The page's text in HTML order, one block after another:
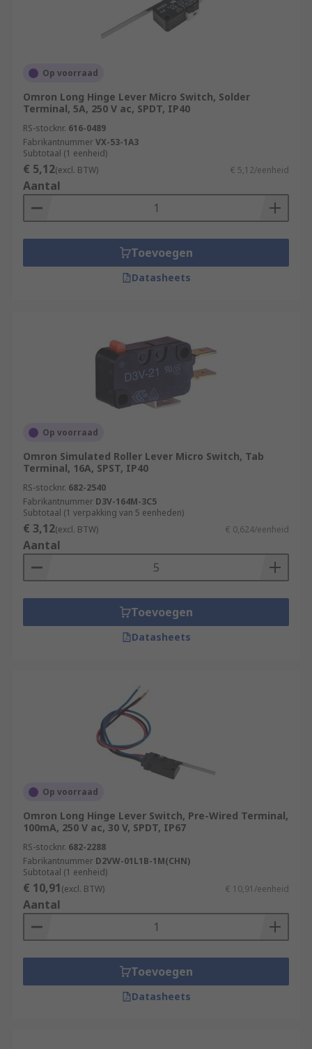
Op voorraad
Omron Long Hinge Lever Micro Switch, Solder
Terminal, 5A, 250 V ac, SPDT, IP40
RS-stocknr. 616-0489
FabrikantnummerVX-53-1A3
Subtotaal (1 eenheid)
€ 5,12(excl. BTW) € 5,12/eenheid
Aantal
Toevoegen
Datasheets
Op voorraad
Omron Simulated Roller Lever Micro Switch, Tab
Terminal, 16A, SPST, IP40
RS-stocknr. 682-2540
Fabrikantnummer D3V-164M-3C5
Subtotaal (1 verpakking van 5 eenheden)
€ 3,12(excl. BTW) € 0,624/eenheid
Aantal
Toevoegen
Datasheets
Op voorraad
Omron Long Hinge Lever Switch, Pre-Wired Terminal,
100mA, 250 V ac, 30 V, SPDT, IP67
RS-stocknr. 682-2288
Fabrikantnummer D2VW-01L1B-1M(CHN)
Subtotaal (1 eenheid)
€ 10,91(excl. BTW) € 10,91/eenheid
Aantal
Toevoegen
Datasheets